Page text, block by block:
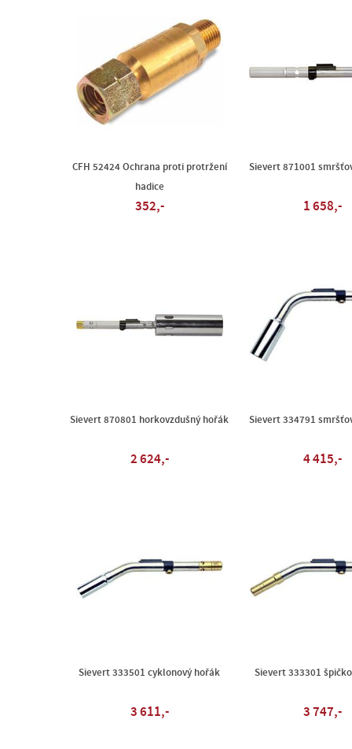
CFH 52424 Ochrana proti protržení
hadice
352,-
Sievert 871001
1 658,-
Sievert 870801 horkovzdušný hořák
2 624,-
Sievert 334791
4 415,-
Sievert 333501 cyklonový hořák
3 611,-
Sievert 333301
3 747,-